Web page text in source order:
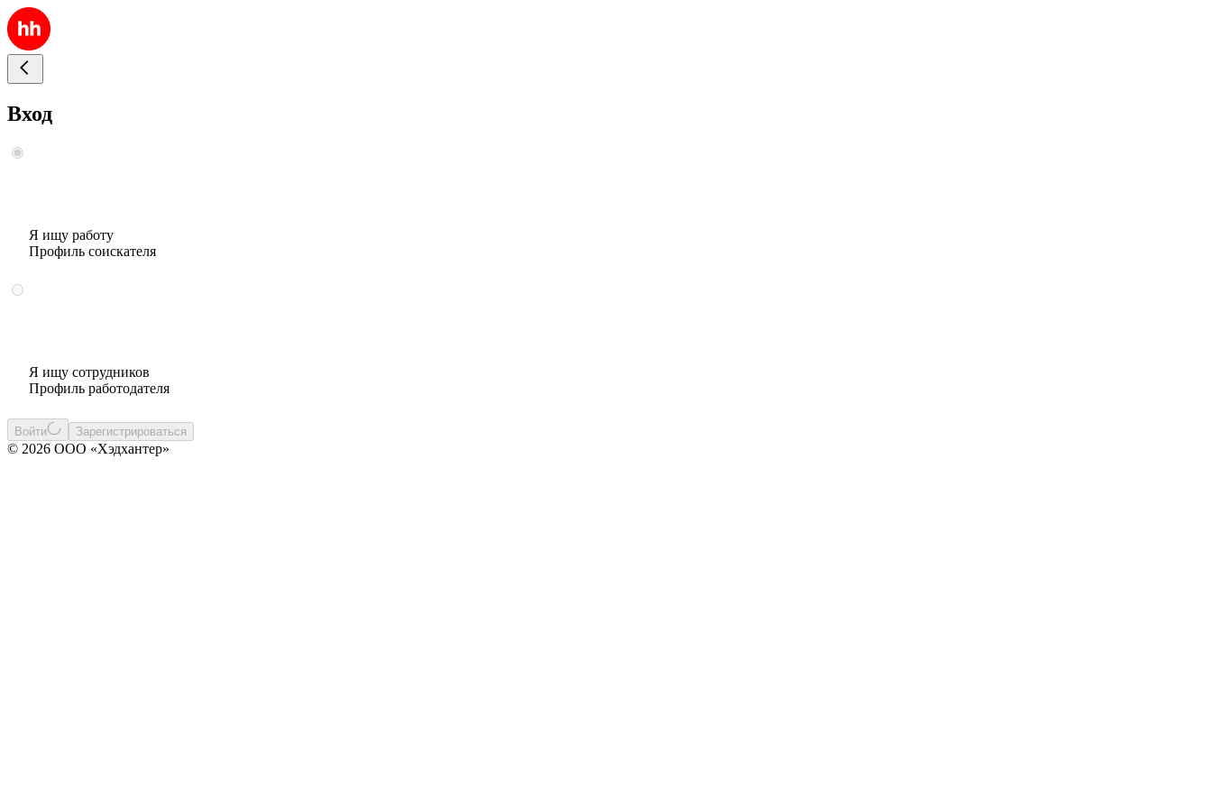
Вход
Я ищу работу
Профиль соискателя
Я ищу сотрудников
Профиль работодателя
Войти Зарегистрироваться
© 2026 ООО «Хэдхантер»